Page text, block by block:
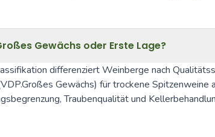
Gewächs oder Erste Lage?
differenziert Weinberge nach
Gewächs) für trockene
Traubenqualität und